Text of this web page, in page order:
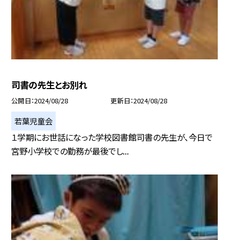
司書の先生とお別れ
公開日 2024/08/28 更新日 2024/08/28
若葉児童会
１学期にお世話になった学校図書館司書の先生が、今日で
宮野小学校での勤務が最後でし...